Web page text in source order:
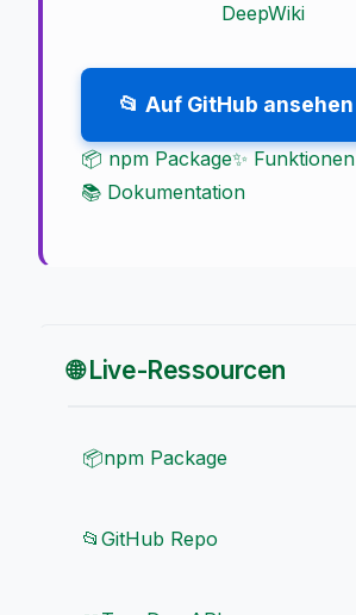
📂 Auf GitHub ansehen
📦 npm Package✨ Funktionen
📚 Dokumentation
🌐 Live-Ressourcen
📦npm Package
📂 GitHub Repo